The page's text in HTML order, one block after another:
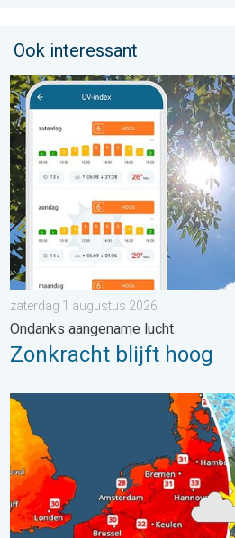
Ook interessant
Zonkracht blijft hoog. Ondanks
zaterdag 1 augustus 2026
Ondanks aangename lucht
Zonkracht blijft hoog
Hoe is het elders in Europa?.